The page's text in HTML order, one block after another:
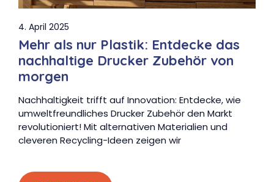
4. April 2025
Mehr als nur Plastik: Entdecke das
nachhaltige Drucker Zubehör von
morgen
Nachhaltigkeit trifft auf Innovation: Entdecke, wie
umweltfreundliches Drucker Zubehör den Markt
revolutioniert! Mit alternativen Materialien und
cleveren Recycling-Ideen zeigen wir